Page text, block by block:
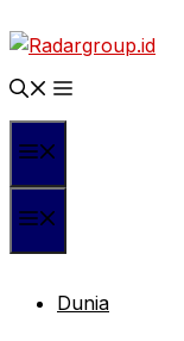
ke
isi
Dunia